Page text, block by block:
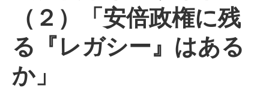
（２）「安倍政権に残
る『レガシー』はある
か」